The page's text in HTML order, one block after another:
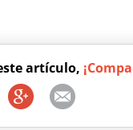
artículo,